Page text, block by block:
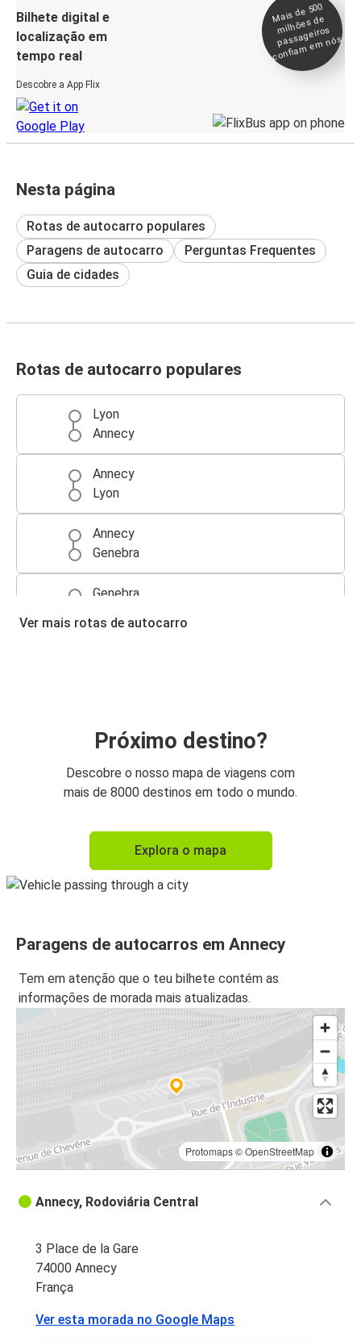
Bilhete digital e
localização em
tempo real
Descobre a App Flix
Mais de 500
milhões de
passageiros
confia
m e
m nós
Nesta página
Rotas de autocarro populares
Paragens de autocarro
Perguntas Frequentes
Guia de cidades
Rotas de autocarro populares
Lyon
Annecy
Annecy
Lyon
Annecy
Genebra
Genebra
Annecy
Annecy
Grenoble
Annecy
Aeroporto de Genebra
Annecy
Annecy
Chamonix-Mont-Blanc
Chamonix-Mont-Blanc
Annecy
Aeroporto de Genebra
Annecy
Aeroporto de Lyon Saint-Exupéry
Annecy
Lausana
Annecy
Annecy
Ver mais rotas de autocarro
Próximo destino?
Descobre o nosso mapa de viagens com
mais de 8000 destinos em todo o mundo.
Explora o mapa
Paragens de autocarros em Annecy
Tem em atenção que o teu bilhete contém as
informações de morada mais atualizadas.
Protomaps©OpenStreetMap
Annecy, Rodoviária Central
3 Place de la Gare
74000 Annecy
França
Ver esta morada no Google Maps